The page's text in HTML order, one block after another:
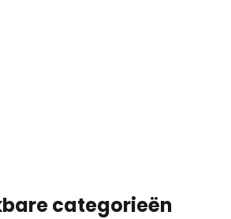
categorieën